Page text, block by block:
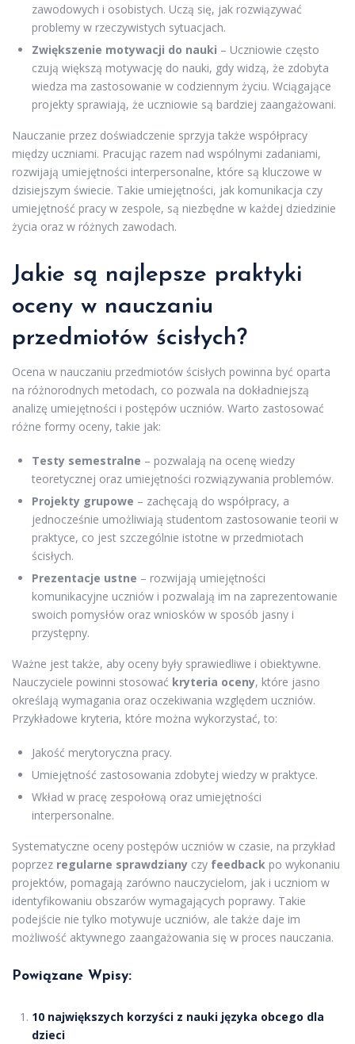
zawodowych i osobistych. Uczą się, jak rozwiązywać
problemy w rzeczywistych sytuacjach.
Zwiększenie motywacji do nauki – Uczniowie często
czują większą motywację do nauki, gdy widzą, że zdobyta
wiedza ma zastosowanie w codziennym życiu. Wciągające
projekty sprawiają, że uczniowie są bardziej zaangażowani.
Nauczanie przez doświadczenie sprzyja także współpracy
między uczniami. Pracując razem nad wspólnymi zadaniami,
rozwijają umiejętności interpersonalne, które są kluczowe w
dzisiejszym świecie. Takie umiejętności, jak komunikacja czy
umiejętność pracy w zespole, są niezbędne w każdej dziedzinie
życia oraz w różnych zawodach.
Jakie są najlepsze praktyki
oceny w nauczaniu
przedmiotów ścisłych?
Ocena w nauczaniu przedmiotów ścisłych powinna być oparta
na różnorodnych metodach, co pozwala na dokładniejszą
analizę umiejętności i postępów uczniów. Warto zastosować
różne formy oceny, takie jak:
Testy semestralne – pozwalają na ocenę wiedzy
teoretycznej oraz umiejętności rozwiązywania problemów.
Projekty grupowe – zachęcają do współpracy, a
jednocześnie umożliwiają studentom zastosowanie teorii w
praktyce, co jest szczególnie istotne w przedmiotach
ścisłych.
Prezentacje ustne – rozwijają umiejętności
komunikacyjne uczniów i pozwalają im na zaprezentowanie
swoich pomysłów oraz wniosków w sposób jasny i
przystępny.
Ważne jest także, aby oceny były sprawiedliwe i obiektywne.
Nauczyciele powinni stosować kryteria oceny, które jasno
określają wymagania oraz oczekiwania względem uczniów.
Przykładowe kryteria, które można wykorzystać, to:
Jakość merytoryczna pracy.
Umiejętność zastosowania zdobytej wiedzy w praktyce.
Wkład w pracę zespołową oraz umiejętności
interpersonalne.
Systematyczne oceny postępów uczniów w czasie, na przykład
poprzez regularne sprawdziany czy feedback po wykonaniu
projektów, pomagają zarówno nauczycielom, jak i uczniom w
identyfikowaniu obszarów wymagających poprawy. Takie
podejście nie tylko motywuje uczniów, ale także daje im
możliwość aktywnego zaangażowania się w proces nauczania.
Powiązane Wpisy:
10 największych korzyści z nauki języka obcego dla
dzieci